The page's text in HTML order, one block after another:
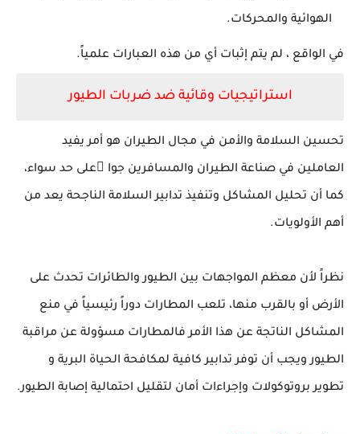
الهوائية والمحركات.
في الواقع ، لم يتم إثبات أي من هذه العبارات علمياً.
استراتيجيات وقائية ضد ضربات الطيور
تحسين السلامة والأمن في مجال الطيران هو أمر يفيد
العاملين في صناعة الطيران والمسافرين جوا ًعلى حد سواء،
كما أن تحليل المشاكل وتنفيذ تدابير السلامة الناجحة يعد من
أهم الأولويات.
نظراً لأن معظم المواجهات بين الطيور والطائرات تحدث على
الأرض أو بالقرب منها، تلعب المطارات دوراً رئيسياً في منع
المشاكل الناتجة عن هذا الأمر فالمطارات مسؤولة عن مراقبة
الطيور ويجب أن توفر تدابير كافية لمكافحة الحياة البرية و
تطوير بروتوكولات وإجراءات أمان لتقليل احتمالية إصابة الطيور.